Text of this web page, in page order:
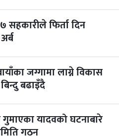
सहकारीले फिर्ता दिन
जग्गामा लाग्ने विकास
बढाइँदै
गुमाएका यादवको घटनाबारे
गठन